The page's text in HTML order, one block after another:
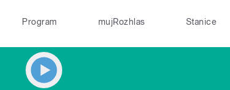
Program mujRozhlas Stanice